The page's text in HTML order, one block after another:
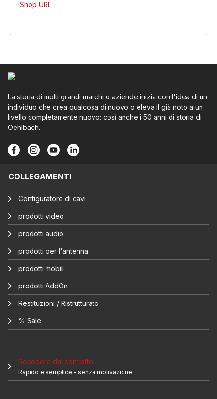
Shop URL
La storia di molti grandi marchi o aziende inizia con l'idea di un
individuo che crea qualcosa di nuovo o eleva il già noto a un
livello completamente nuovo: così anche i 50 anni di storia di
Oehlbach.
COLLEGAMENTI
Configuratore di cavi
prodotti video
prodotti audio
prodotti per l'antenna
prodotti mobili
prodotti AddOn
Restituzioni / Ristrutturato
% Sale
Recedere dal contratto
Rapido e semplice - senza motivazione